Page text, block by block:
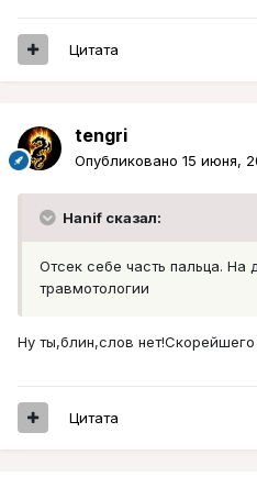
Цитата
tengri
Опубликовано 15 июня,
Hanif сказал:
Отсек себе часть пальца. На
травмотологии
Ну ты,блин,слов
Цитата